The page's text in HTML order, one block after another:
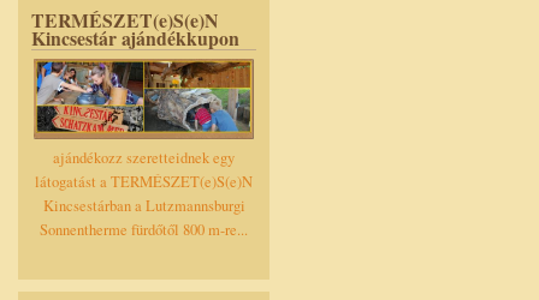
TERMÉSZET(e)S(e)N
Kincsestár ajándékkupon
ajándékozz szeretteidnek egy
látogatást a TERMÉSZET(e)S(e)N
Kincsestárban a Lutzmannsburgi
Sonnentherme fürdőtől 800 m-re...